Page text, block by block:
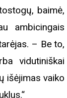
baimė,
ambicingais
– Be to,
vidutiniškai
išėjimas vaiko